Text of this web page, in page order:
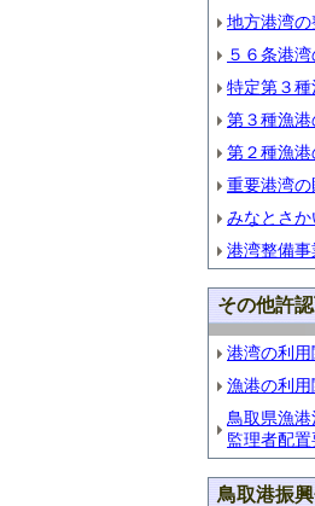
地方港湾
５６条港
特定第３
第３種漁
第２種漁
重要港湾
みなとさ
港湾整備
その他許
港湾の利用
漁港の利用
鳥取県漁
監理者配
鳥取港振